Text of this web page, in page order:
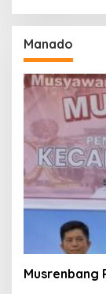
Manado
Musrenbang